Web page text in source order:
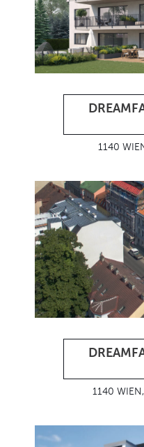
1140
1140